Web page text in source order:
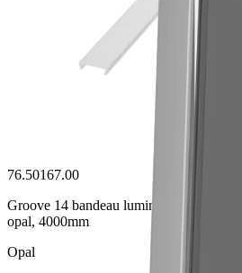
76.50167.00
Groove 14 bandeau lumineux
opal, 4000mm
Opal